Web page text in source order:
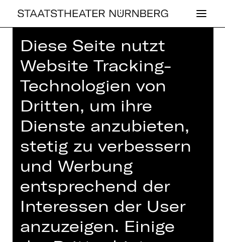
Home>Haus> Künstler*innen
Joanna Limanska-Pajak
OPER
JOANNA LI­MANS­
KA-PAJAK
Diese Seite nutzt
Website Tracking-
Technologien von
Dritten, um ihre
Dienste anzubieten,
stetig zu verbessern
und Werbung
entsprechend der
Interessen der User
anzuzeigen. Einige